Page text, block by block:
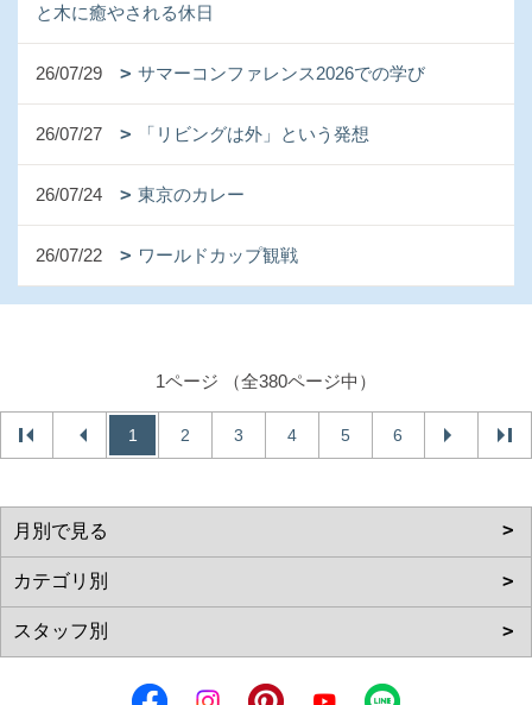
と木に癒やされる休日
26/07/29 サマーコンファレンス2026での学び
26/07/27 「リビングは外」という発想
26/07/24 東京のカレー
26/07/22 ワールドカップ観戦
1ページ （全380ページ中）
1 2 3 4 5 6